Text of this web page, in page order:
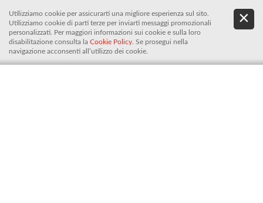
Utilizziamo cookie per assicurarti una migliore esperienza sul sito.
Utilizziamo cookie di parti terze per inviarti messaggi promozionali
personalizzati. Per maggiori informazioni sui cookie e sulla loro
disabilitazione consulta la Cookie Policy . Se prosegui nella
navigazione acconsenti all’utilizzo dei cookie.
De.It